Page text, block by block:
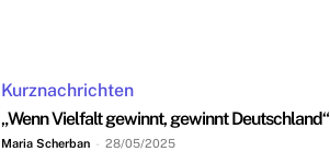
Kurznachrichten
„Wenn Vielfalt gewinnt, gewinnt Deutschland“
Maria Scherban - 28/05/2025